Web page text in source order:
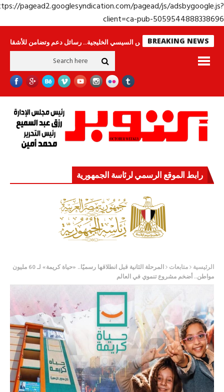
https://pagead2.googlesyndication.com/pagead/js/
client=ca-pub-
BREAKING NEWS
جولة الرئيس السيسي الخليجية.. رسائل دعم وتضامن للأشقاء جهاز
رابط الموقع الرسمي لرئاسة الجمهورية
الرئيسية متابعات
المرحلة الثانية قبل انطلاقها رسميًا.. «حياة كريمة» لـ 60 مليون
مواطن.. أضخم مشروع تنموي في العالم